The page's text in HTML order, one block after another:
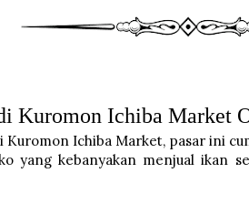
Kuromon Ichiba Market
Kuromon Ichiba Market, pasar ini
yang kebanyakan menjual ikan